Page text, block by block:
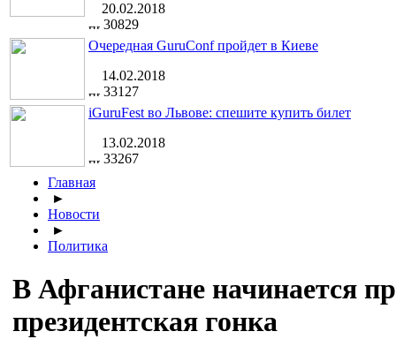
20.02.2018
30829
Очередная GuruConf пройдет в Киеве
14.02.2018
33127
iGuruFest во Львове: спешите купить билет
13.02.2018
33267
Главная
►
Новости
►
Политика
В Афганистане начинается
президентская гонка